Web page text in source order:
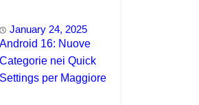
January 24, 2025
Android 16: Nuove
Categorie nei Quick
Settings per Maggiore